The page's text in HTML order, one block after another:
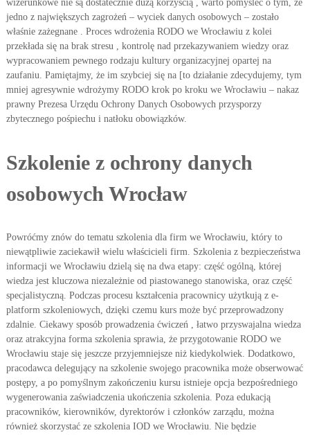
wizerunkowe nie są dostatecznie dużą korzyścią , warto pomyśleć o tym, że
jedno z największych zagrożeń – wyciek danych osobowych – zostało
właśnie zażegnane . Proces wdrożenia RODO we Wrocławiu z kolei
przekłada się na brak stresu , kontrolę nad przekazywaniem wiedzy oraz
wypracowaniem pewnego rodzaju kultury organizacyjnej opartej na
zaufaniu. Pamiętajmy, że im szybciej się na [to działanie zdecydujemy, tym
mniej agresywnie wdrożymy RODO krok po kroku we Wrocławiu – nakaz
prawny Prezesa Urzędu Ochrony Danych Osobowych przysporzy
zbytecznego pośpiechu i natłoku obowiązków.
Szkolenie z ochrony danych
osobowych Wrocław
Powróćmy znów do tematu szkolenia dla firm we Wrocławiu, który to
niewątpliwie zaciekawił wielu właścicieli firm. Szkolenia z bezpieczeństwa
informacji we Wrocławiu dzielą się na dwa etapy: część ogólną, której
wiedza jest kluczowa niezależnie od piastowanego stanowiska, oraz część
specjalistyczną. Podczas procesu kształcenia pracownicy użytkują z e-
platform szkoleniowych, dzięki czemu kurs może być przeprowadzony
zdalnie. Ciekawy sposób prowadzenia ćwiczeń , łatwo przyswajalna wiedza
oraz atrakcyjna forma szkolenia sprawia, że przygotowanie RODO we
Wrocławiu staje się jeszcze przyjemniejsze niż kiedykolwiek. Dodatkowo,
pracodawca delegujący na szkolenie swojego pracownika może obserwować
postępy, a po pomyślnym zakończeniu kursu istnieje opcja bezpośredniego
wygenerowania zaświadczenia ukończenia szkolenia. Poza edukacją
pracowników, kierowników, dyrektorów i członków zarządu, można
również skorzystać ze szkolenia IOD we Wrocławiu. Nie będzie